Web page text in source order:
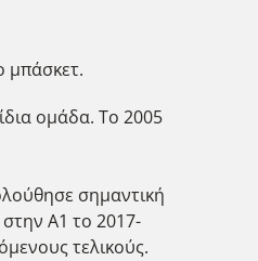
μπάσκετ.
ομάδα. Το 2005
σημαντική
Α1 το 2017-
τελικούς.